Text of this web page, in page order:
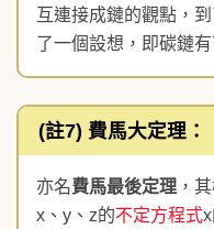
互連接成鏈的觀點，
了一個設想，即碳鏈
(註7) 費馬大定理：
亦名費馬最後定理 ，
x、y、z的不定方程式